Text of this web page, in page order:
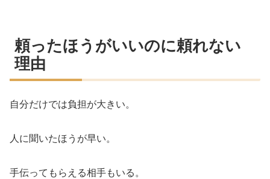
頼ったほうがいいのに頼れない
理由
自分だけでは負担が大きい。
人に聞いたほうが早い。
手伝ってもらえる相手もいる。